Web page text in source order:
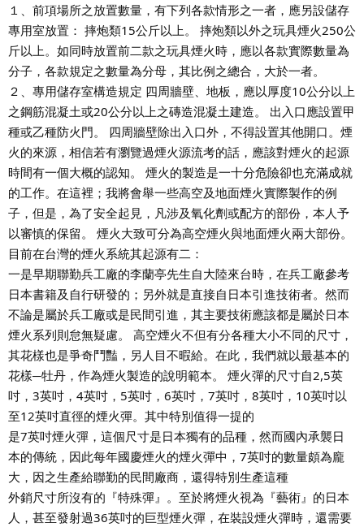
１、前項場所之放置數量，有下列各款情形之一者，應另設儲存
專用室放置： 摔炮類15公斤以上。 摔炮類以外之玩具煙火250公
斤以上。如同時放置前二款之玩具煙火時，應以各款實際數量為
分子，各款規定之數量為分母，其比例之總合，大於一者。
２、專用儲存室構造規定 四周牆壁、地板，應以厚度10公分以上
之鋼筋混凝土或20公分以上之磚造混凝土建造。 出入口應設置甲
種或乙種防火門。 四周牆壁除出入口外，不得設置其他開口。煙
火的來源，相信若有瀏覽過煙火源流考的話，應該對煙火的起源
時間有一個大概的認知。 煙火的製造是一十分危險卻也充滿成就
的工作。在這裡；我將會舉一些高空及地面煙火實際製作的例
子，但是，為了安全起見，凡涉及氧化劑或配方的部份，本人予
以審慎的保留。 煙火大致可分為高空煙火與地面煙火兩大部份。
目前在台灣的煙火系統其起源有二：
一是早期聯勤兵工廠的李蘭亭先生自大陸來台時，在兵工廠參考
日本書籍及自行研發的；另外就是直接自日本引進技術者。然而
不論是屬於兵工廠或是民間引進，其主要技術應該都是屬於日本
煙火系列則怠無疑慮。 高空煙火不但有分各種大小不同的尺寸，
其花樣也是爭奇鬥豔，另人目不暇給。在此，我們就以最基本的
花樣─牡丹，作為煙火製造的說明範本。 煙火彈的尺寸自2,5英
吋，3英吋，4英吋，5英吋，6英吋，7英吋，8英吋，10英吋以
至12英吋直徑的煙火彈。其中特別值得一提的
是7英吋煙火彈，這個尺寸是日本獨有的品種，然而國內承襲日
本的傳統，因此每年國慶煙火的煙火彈中，7英吋的數量頗為龐
大，因之生產給聯勤的民間廠商，還得特別生產這種
外銷尺寸所沒有的『特殊彈』。至於將煙火視為『藝術』的日本
人，甚至發射過36英吋的巨型煙火彈，在裝設煙火彈時，還需要